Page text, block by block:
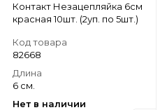
Контакт Незацепляйка 6см
красная 10шт. (2уп. по 5шт.)
Код товара
82668
Длина
6 см.
Нет в наличии